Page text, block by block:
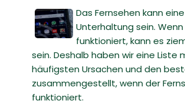
Das Fernsehen kann
Unterhaltung sein.
funktioniert, kann es
sein. Deshalb haben wir eine Liste
häufigsten Ursachen und den
zusammengestellt, wenn der
funktioniert.